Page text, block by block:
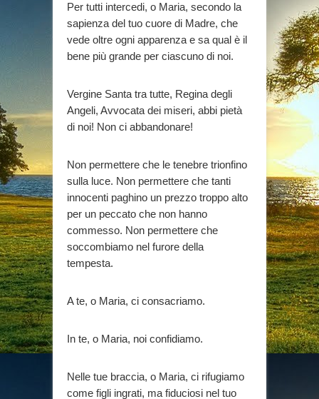
Per tutti intercedi, o Maria, secondo la
sapienza del tuo cuore di Madre, che
vede oltre ogni apparenza e sa qual è il
bene più grande per ciascuno di noi.
Vergine Santa tra tutte, Regina degli
Angeli, Avvocata dei miseri, abbi pietà
di noi! Non ci abbandonare!
Non permettere che le tenebre trionfino
sulla luce. Non permettere che tanti
innocenti paghino un prezzo troppo alto
per un peccato che non hanno
commesso. Non permettere che
soccombiamo nel furore della
tempesta.
A te, o Maria, ci consacriamo.
In te, o Maria, noi confidiamo.
Nelle tue braccia, o Maria, ci rifugiamo
come figli ingrati, ma fiduciosi nel tuo